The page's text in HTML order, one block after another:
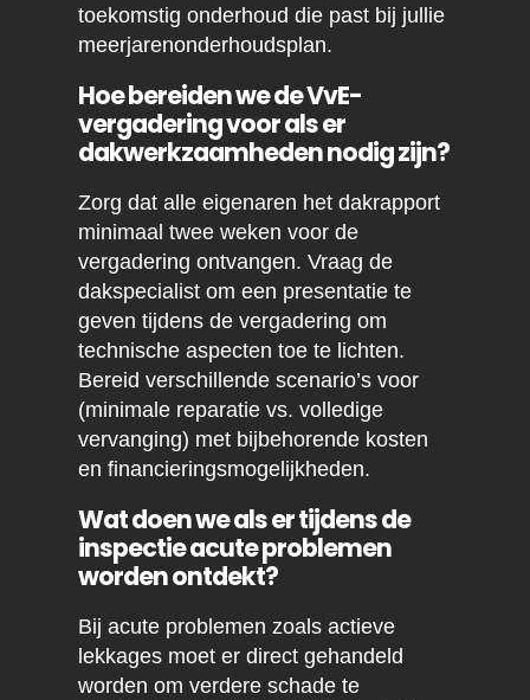
toekomstig onderhoud die past bij jullie
meerjarenonderhoudsplan.
Hoe bereiden we de VvE-
vergadering voor als er
dakwerkzaamheden nodig zijn?
Zorg dat alle eigenaren het dakrapport
minimaal twee weken voor de
vergadering ontvangen. Vraag de
dakspecialist om een presentatie te
geven tijdens de vergadering om
technische aspecten toe te lichten.
Bereid verschillende scenario’s voor
(minimale reparatie vs. volledige
vervanging) met bijbehorende kosten
en financieringsmogelijkheden.
Wat doen we als er tijdens de
inspectie acute problemen
worden ontdekt?
Bij acute problemen zoals actieve
lekkages moet er direct gehandeld
worden om verdere schade te